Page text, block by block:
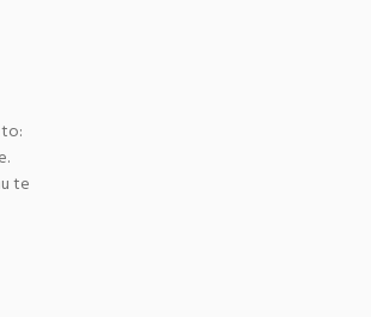
te